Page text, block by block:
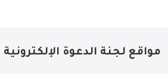
مواقع لجنة الدعوة الإلكترونية